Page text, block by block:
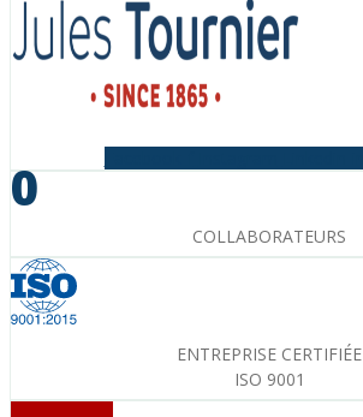
0
COLLABORATEURS
ENTREPRISE CERTIFIÉE
ISO 9001